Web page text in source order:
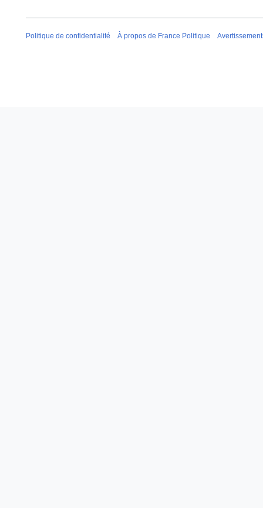
Politique de confidentialité À propos de France Politique